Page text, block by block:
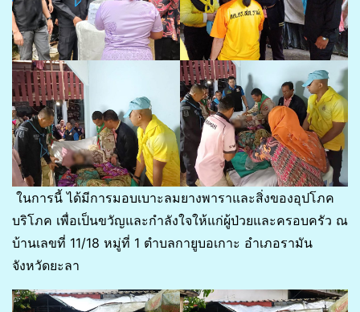
ในการนี้ ได้มีการมอบเบาะลมยางพาราและสิ่งของอุปโภค
บริโภค เพื่อเป็นขวัญและกำลังใจให้แก่ผู้ป่วยและครอบครัว ณ
บ้านเลขที่ 11/18 หมู่ที่ 1 ตำบลกายูบอเกาะ อำเภอรามัน
จังหวัดยะลา